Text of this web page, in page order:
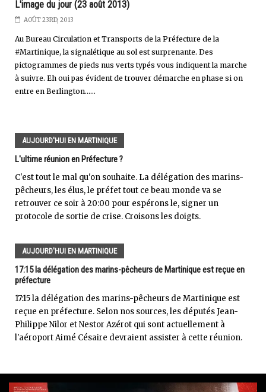
L'image du jour (23 août 2013)
AOÛT 23RD, 2013
Au Bureau Circulation et Transports de la Préfecture de la
#Martinique, la signalétique au sol est surprenante. Des
pictogrammes de pieds nus verts typés vous indiquent la marche
à suivre. Eh oui pas évident de trouver démarche en phase si on
entre en Berlington......
AUJOURD'HUI EN MARTINIQUE
L'ultime réunion en Préfecture ?
C'est tout le mal qu'on souhaite. La délégation des marins-
pêcheurs, les élus, le préfet tout ce beau monde va se
retrouver ce soir à 20:00 pour espérons le, signer un
protocole de sortie de crise. Croisons les doigts.
AUJOURD'HUI EN MARTINIQUE
17:15 la délégation des marins-pêcheurs de Martinique est reçue en
préfecture
17:15 la délégation des marins-pêcheurs de Martinique est
reçue en préfecture. Selon nos sources, les députés Jean-
Philippe Nilor et Nestor Azérot qui sont actuellement à
l'aéroport Aimé Césaire devraient assister à cette réunion.